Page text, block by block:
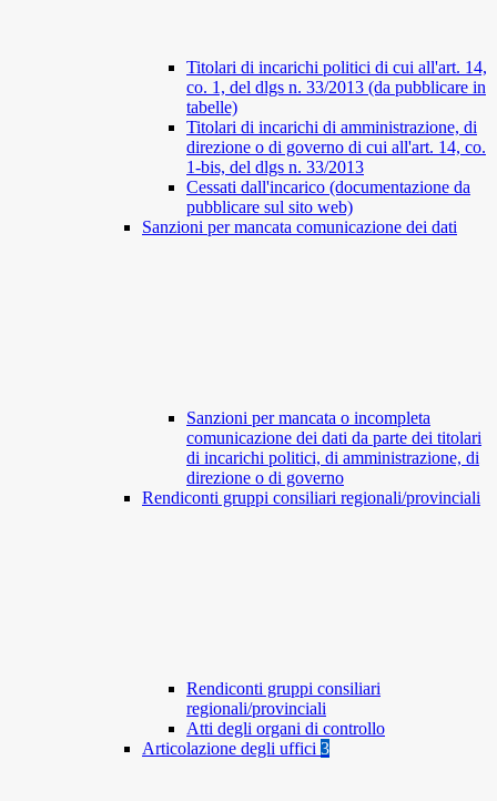
Titolari di incarichi politici di cui all'art. 14,
co. 1, del dlgs n. 33/2013 (da pubblicare in
tabelle)
Titolari di incarichi di amministrazione, di
direzione o di governo di cui all'art. 14, co.
1-bis, del dlgs n. 33/2013
Cessati dall'incarico (documentazione da
pubblicare sul sito web)
Sanzioni per mancata comunicazione dei dati
Sanzioni per mancata o incompleta
comunicazione dei dati da parte dei titolari
di incarichi politici, di amministrazione, di
direzione o di governo
Rendiconti gruppi consiliari regionali/provinciali
Rendiconti gruppi consiliari
regionali/provinciali
Atti degli organi di controllo
Articolazione degli uffici 3